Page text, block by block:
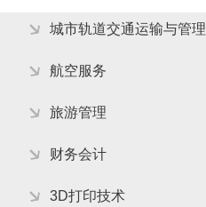
城市轨道交通运输与管理
航空服务
旅游管理
财务会计
3D打印技术